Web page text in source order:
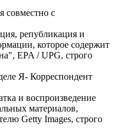
совместно с
републикация и
которое содержит
EPA / UPG, строго
Я- Корреспондент
и воспроизведение
материалов,
Getty Images, строго